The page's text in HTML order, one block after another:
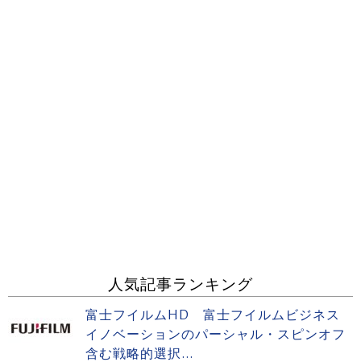
人気記事ランキング
富士フイルムHD 富士フイルムビジネス
イノベーションのパーシャル・スピンオフ
含む戦略的選択...